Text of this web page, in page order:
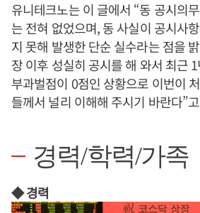
유니테크노는 이 글에서 “동 공시의
는 전혀 없었으며, 동 사실이 공시사
지 못해 발생한 단순 실수라는 점을
장 이후 성실히 공시를 해 와서 최근
부과벌점이 0점인 상황으로 이번이
들께서 널리 이해해 주시기 바란다”
경력/학력/가족
◆ 경력